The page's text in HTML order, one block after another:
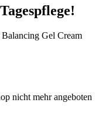
Gel Cream
nicht mehr angeboten